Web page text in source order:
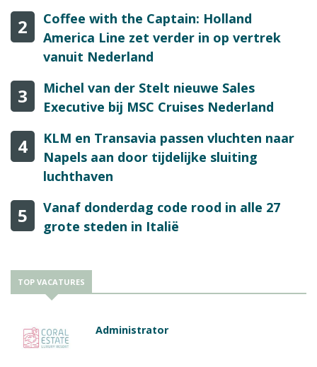
2
Coffee with the Captain: Holland
America Line zet verder in op vertrek
vanuit Nederland
3
Michel van der Stelt nieuwe Sales
Executive bij MSC Cruises Nederland
4
KLM en Transavia passen vluchten naar
Napels aan door tijdelijke sluiting
luchthaven
5
Vanaf donderdag code rood in alle 27
grote steden in Italië
TOP VACATURES
Administrator